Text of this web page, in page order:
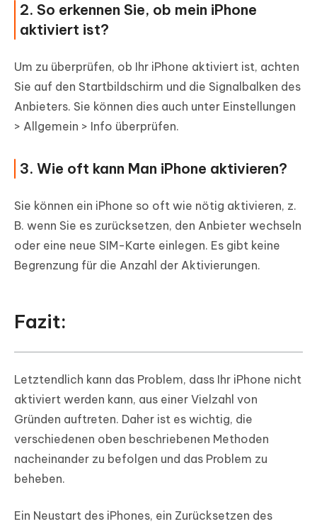
2. So erkennen Sie, ob mein iPhone
aktiviert ist?
Um zu überprüfen, ob Ihr iPhone aktiviert ist, achten
Sie auf den Startbildschirm und die Signalbalken des
Anbieters. Sie können dies auch unter Einstellungen
> Allgemein > Info überprüfen.
3. Wie oft kann Man iPhone aktivieren?
Sie können ein iPhone so oft wie nötig aktivieren, z.
B. wenn Sie es zurücksetzen, den Anbieter wechseln
oder eine neue SIM-Karte einlegen. Es gibt keine
Begrenzung für die Anzahl der Aktivierungen.
Fazit:
Letztendlich kann das Problem, dass Ihr iPhone nicht
aktiviert werden kann, aus einer Vielzahl von
Gründen auftreten. Daher ist es wichtig, die
verschiedenen oben beschriebenen Methoden
nacheinander zu befolgen und das Problem zu
beheben.
Ein Neustart des iPhones, ein Zurücksetzen des